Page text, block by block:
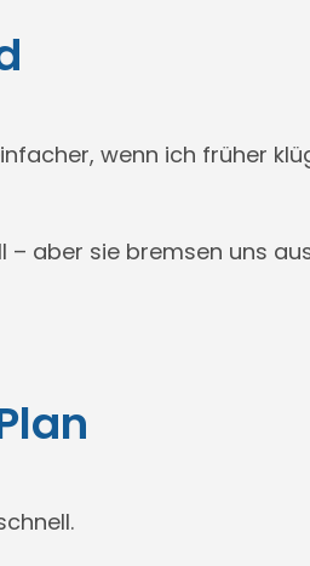
wenn ich früher
– aber sie bremsen uns